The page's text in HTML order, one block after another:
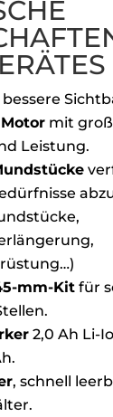
Motormit
Leistung.
mm-Kitfür
2,0 Ah Li-
, schnell